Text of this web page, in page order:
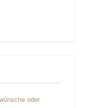
oder